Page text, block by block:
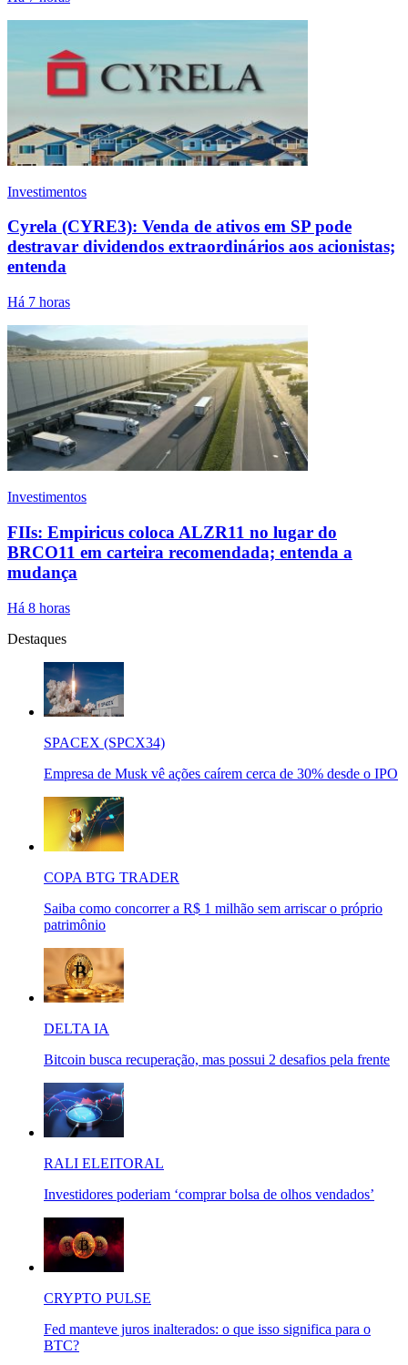
Investimentos
Cyrela (CYRE3): Venda de ativos em SP pode
destravar dividendos extraordinários aos acionistas;
entenda
Há 7 horas
Investimentos
FIIs: Empiricus coloca ALZR11 no lugar do
BRCO11 em carteira recomendada; entenda a
mudança
Há 8 horas
Destaques
SPACEX (SPCX34)
Empresa de Musk vê ações caírem cerca de 30% desde o IPO
COPA BTG TRADER
Saiba como concorrer a R$ 1 milhão sem arriscar o próprio
patrimônio
DELTA IA
Bitcoin busca recuperação, mas possui 2 desafios pela frente
RALI ELEITORAL
Investidores poderiam ‘comprar bolsa de olhos vendados’
CRYPTO PULSE
Fed manteve juros inalterados: o que isso significa para o
BTC?